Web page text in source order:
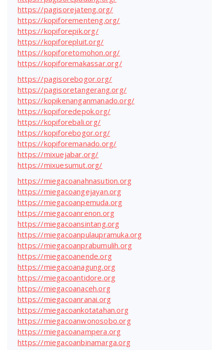
https://pagisorejateng.org/
https://kopiforementeng.org/
https://kopiforepik.org/
https://kopiforepluit.org/
https://kopiforetomohon.org/
https://kopiforemakassar.org/
https://pagisorebogor.org/
https://pagisoretangerang.org/
https://kopikenanganmanado.org/
https://kopiforedepok.org/
https://kopiforebali.org/
https://kopiforebogor.org/
https://kopiforemanado.org/
https://mixuejabar.org/
https://mixuesumut.org/
https://miegacoanahnasution.org
https://miegacoangejayan.org
https://miegacoanpemuda.org
https://miegacoanrenon.org
https://miegacoansintang.org
https://miegacoanpulaupramuka.org
https://miegacoanprabumulih.org
https://miegacoanende.org
https://miegacoanagung.org
https://miegacoantidore.org
https://miegacoanaceh.org
https://miegacoanranai.org
https://miegacoankotatahan.org
https://miegacoanwonosobo.org
https://miegacoanampera.org
https://miegacoanbinamarga.org